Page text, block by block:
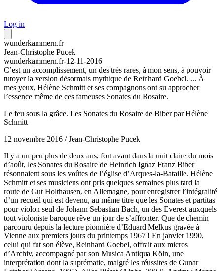
Log in
wunderkammern.fr
Jean-Christophe Pucek
wunderkammern.fr-12-11-2016
C’est un accomplissement, un des très rares, à mon sens, à pouvoir
tutoyer la version désormais mythique de Reinhard Goebel. ... À
mes yeux, Hélène Schmitt et ses compagnons ont su approcher
l’essence même de ces fameuses Sonates du Rosaire.
Le feu sous la grâce. Les Sonates du Rosaire de Biber par Hélène
Schmitt
12 novembre 2016 / Jean-Christophe Pucek
Il y a un peu plus de deux ans, fort avant dans la nuit claire du mois
d’août, les Sonates du Rosaire de Heinrich Ignaz Franz Biber
résonnaient sous les voûtes de l’église d’Arques-la-Bataille. Hélène
Schmitt et ses musiciens ont pris quelques semaines plus tard la
route de Gut Holthausen, en Allemagne, pour enregistrer l’intégralité
d’un recueil qui est devenu, au même titre que les Sonates et partitas
pour violon seul de Johann Sebastian Bach, un des Everest auxquels
tout violoniste baroque rêve un jour de s’affronter. Que de chemin
parcouru depuis la lecture pionnière d’Eduard Melkus gravée à
Vienne aux premiers jours du printemps 1967 ! En janvier 1990,
celui qui fut son élève, Reinhard Goebel, offrait aux micros
d’Archiv, accompagné par son Musica Antiqua Köln, une
interprétation dont la suprématie, malgré les réussites de Gunar